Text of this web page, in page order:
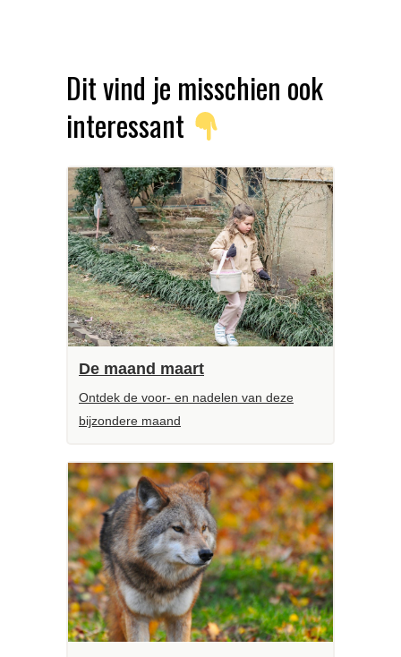
Dit vind je misschien ook
interessant
De maand maart
Ontdek de voor- en nadelen van deze
bijzondere maand